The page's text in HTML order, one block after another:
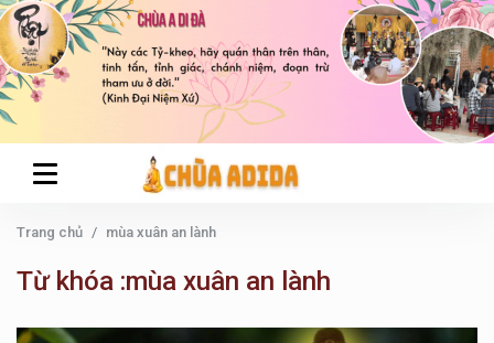
Trang chủ mùa xuân an lành
Từ khóa :mùa xuân an lành